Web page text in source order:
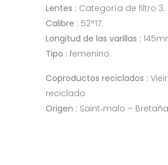
Lentes : Categoría de filtro 3.
Calibre : 52°17.
Longitud de las varillas :
Tipo : femenino.
Coproductos reciclados :
reciclado
Origen : Saint‑malo – Bretaña